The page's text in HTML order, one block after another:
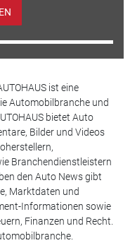
ist eine
Automobilbranche und
bietet Auto
Bilder und Videos
Branchendienstleistern
den Auto News gibt
Marktdaten und
Informationen sowie
Finanzen und Recht.